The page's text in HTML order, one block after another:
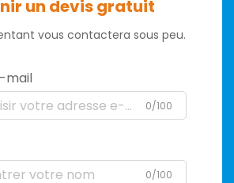
un devis gratuit
vous contactera sous peu.
mail
0/100
0/100